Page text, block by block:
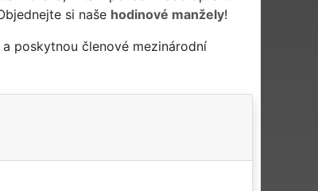
si naše hodinové manžely!
poskytnou členové mezinárodní